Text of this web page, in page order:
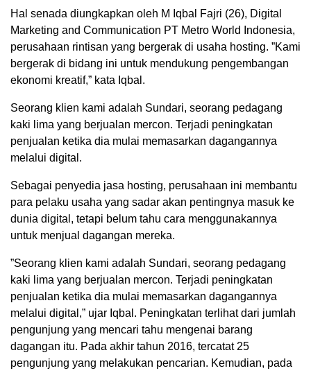
Hal senada diungkapkan oleh M Iqbal Fajri (26), Digital
Marketing and Communication PT Metro World Indonesia,
perusahaan rintisan yang bergerak di usaha hosting. ”Kami
bergerak di bidang ini untuk mendukung pengembangan
ekonomi kreatif,” kata Iqbal.
Seorang klien kami adalah Sundari, seorang pedagang
kaki lima yang berjualan mercon. Terjadi peningkatan
penjualan ketika dia mulai memasarkan dagangannya
melalui digital.
Sebagai penyedia jasa hosting, perusahaan ini membantu
para pelaku usaha yang sadar akan pentingnya masuk ke
dunia digital, tetapi belum tahu cara menggunakannya
untuk menjual dagangan mereka.
”Seorang klien kami adalah Sundari, seorang pedagang
kaki lima yang berjualan mercon. Terjadi peningkatan
penjualan ketika dia mulai memasarkan dagangannya
melalui digital,” ujar Iqbal. Peningkatan terlihat dari jumlah
pengunjung yang mencari tahu mengenai barang
dagangan itu. Pada akhir tahun 2016, tercatat 25
pengunjung yang melakukan pencarian. Kemudian, pada